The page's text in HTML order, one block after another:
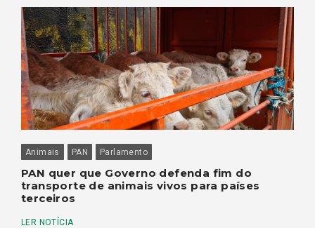
Animais PAN Parlamento
PAN quer que Governo defenda fim do
transporte de animais vivos para países
terceiros
LER NOTÍCIA